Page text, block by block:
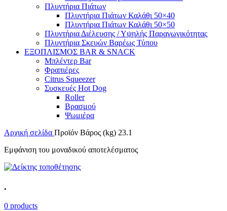
Πλυντήρια Πιάτων
Πλυντήρια Πιάτων Καλάθι 50×40
Πλυντήρια Πιάτων Καλάθι 50×50
Πλυντήρια Διέλευσης / Υψηλής Παραγωγικότητας
Πλυντήρια Σκευών Βαρέως Τύπου
ΕΞΟΠΛΙΣΜΟΣ BAR & SNACK
Μπλέντερ Bar
Φραπιέρες
Citrus Squeezer
Συσκευές Hot Dog
Roller
Βρασμού
Ψωμιέρα
Αρχική σελίδα Προϊόν Βάρος (kg) 23.1
Εμφάνιση του μοναδικού αποτελέσματος
.
0 products